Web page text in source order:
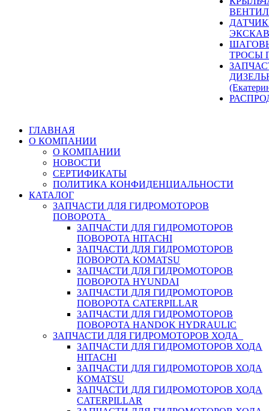
ТРОСЫ
ГЛАВНАЯ
О КОМПАНИИ
О КОМПАНИИ
НОВОСТИ
СЕРТИФИКАТЫ
ПОЛИТИКА КОНФИДЕНЦИАЛЬНОСТИ
КАТАЛОГ
ЗАПЧАСТИ ДЛЯ ГИДРОМОТОРОВ
ПОВОРОТА
ЗАПЧАСТИ ДЛЯ ГИДРОМОТОРОВ
ПОВОРОТА HITACHI
ЗАПЧАСТИ ДЛЯ ГИДРОМОТОРОВ
ПОВОРОТА KOMATSU
ЗАПЧАСТИ ДЛЯ ГИДРОМОТОРОВ
ПОВОРОТА HYUNDAI
ЗАПЧАСТИ ДЛЯ ГИДРОМОТОРОВ
ПОВОРОТА CATERPILLAR
ЗАПЧАСТИ ДЛЯ ГИДРОМОТОРОВ
ПОВОРОТА HANDOK HYDRAULIC
ЗАПЧАСТИ ДЛЯ ГИДРОМОТОРОВ ХОДА
ЗАПЧАСТИ ДЛЯ ГИДРОМОТОРОВ ХОДА
HITACHI
ЗАПЧАСТИ ДЛЯ ГИДРОМОТОРОВ ХОДА
KOMATSU
ЗАПЧАСТИ ДЛЯ ГИДРОМОТОРОВ ХОДА
CATERPILLAR